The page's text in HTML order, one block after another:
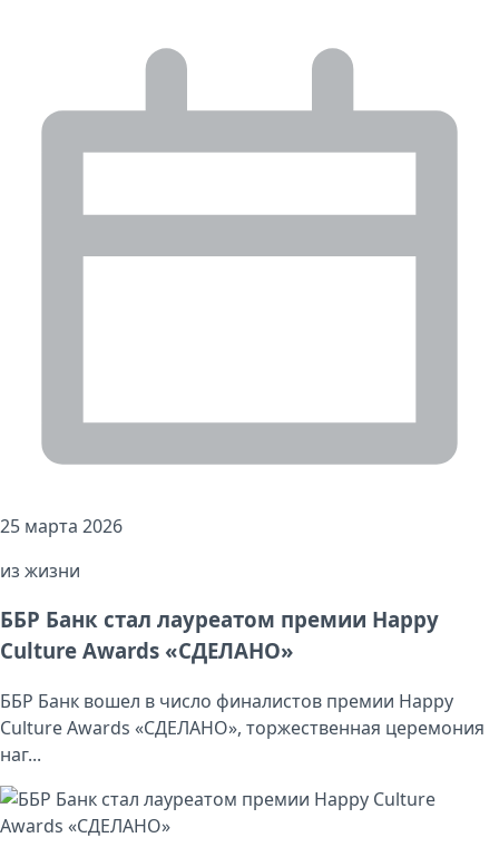
25 марта 2026
из жизни
ББР Банк стал лауреатом премии Happy
Culture Awards «СДЕЛАНО»
ББР Банк вошел в число финалистов премии Happy
Culture Awards «СДЕЛАНО», торжественная церемония
наг...